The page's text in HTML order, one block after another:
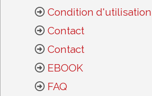
Condition d'utilisation
Contact
Contact
EBOOK
FAQ